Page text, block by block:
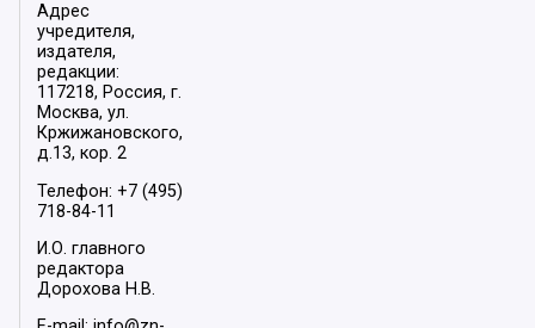
Адрес
учредителя,
издателя,
редакции:
117218, Россия, г.
Москва, ул.
Кржижановского,
д.13, кор. 2
Телефон: +7 (495)
718-84-11
И.О. главного
редактора
Дорохова Н.В.